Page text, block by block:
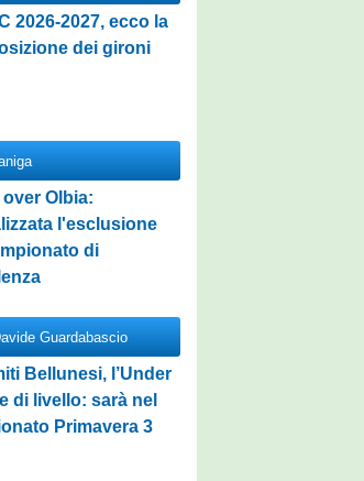
2026-2027, ecco la
dei gironi
over Olbia:
l'esclusione
di
Guardabascio
Bellunesi, l’Under
di livello: sarà nel
Primavera 3